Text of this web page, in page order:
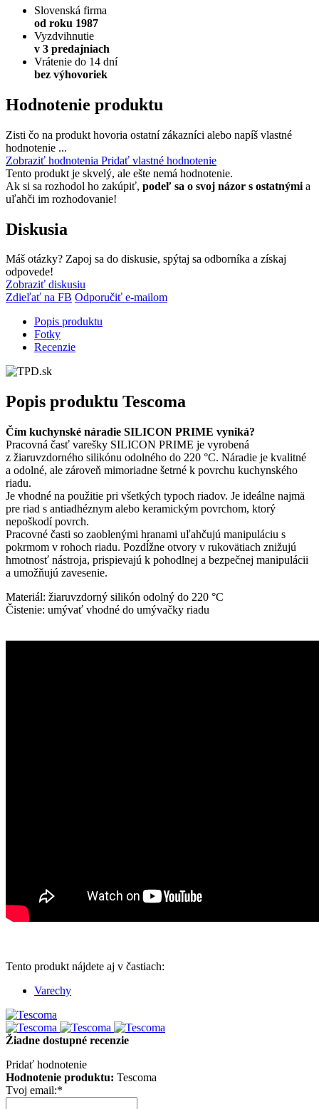
Slovenská firma
od roku 1987
Vyzdvihnutie
v 3 predajniach
Vrátenie do 14 dní
bez výhovoriek
Hodnotenie produktu
Zisti čo na produkt hovoria ostatní zákazníci alebo napíš vlastné
hodnotenie ...
Zobraziť hodnotenia Pridať vlastné hodnotenie
Tento produkt je skvelý, ale ešte nemá hodnotenie.
Ak si sa rozhodol ho zakúpiť, podeľ sa o svoj názor s ostatnými a
uľahči im rozhodovanie!
Diskusia
Máš otázky? Zapoj sa do diskusie, spýtaj sa odborníka a získaj
odpovede!
Zobraziť diskusiu
Zdieľať na FB Odporučiť e-mailom
Popis produktu
Fotky
Recenzie
Popis produktu Tescoma
Čím kuchynské náradie SILICON PRIME vyniká?
Pracovná časť varešky SILICON PRIME je vyrobená
z žiaruvzdorného silikónu odolného do 220 °C. Náradie je kvalitné
a odolné, ale zároveň mimoriadne šetrné k povrchu kuchynského
riadu.
Je vhodné na použitie pri všetkých typoch riadov. Je ideálne najmä
pre riad s antiadhéznym alebo keramickým povrchom, ktorý
nepoškodí povrch.
Pracovné časti so zaoblenými hranami uľahčujú manipuláciu s
pokrmom v rohoch riadu. Pozdĺžne otvory v rukovätiach znižujú
hmotnosť nástroja, prispievajú k pohodlnej a bezpečnej manipulácii
a umožňujú zavesenie.
Materiál: žiaruvzdorný silikón odolný do 220 °C
Čistenie: umývať vhodné do umývačky riadu
Tento produkt nájdete aj v častiach:
Varechy
Žiadne dostupné recenzie
Pridať hodnotenie
Hodnotenie produktu: Tescoma
Tvoj email:*